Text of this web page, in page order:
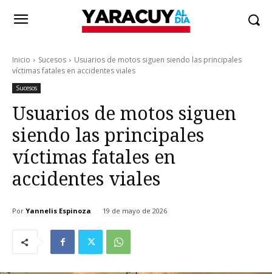
Inicio Sucesos
Usuarios de motos siguen siendo las principales
víctimas fatales en accidentes viales
Sucesos
Usuarios de motos siguen
siendo las principales
víctimas fatales en
accidentes viales
Por Yannelis Espinoza 19 de mayo de 2026